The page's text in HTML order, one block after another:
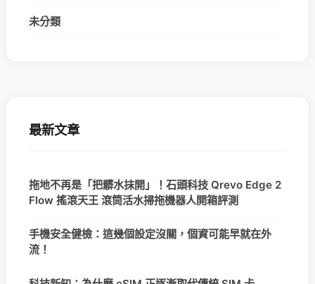
未分類
最新文章
拖地不再是「把髒水抹開」！石頭科技 Qrevo Edge 2
Flow 搖滾天王 滾筒活水掃拖機器人開箱評測
手機安全健檢：這幾個設定沒關，個資可能早就在外
流！